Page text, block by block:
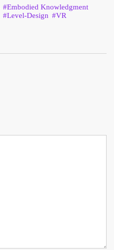
Embodied Knowledgment
Level-Design
VR